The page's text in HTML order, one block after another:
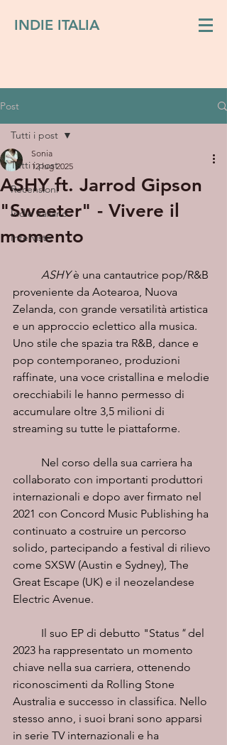
INDIE ITALIA
Post
Tutti i post
Recensioni
Indie italiano
Interviste
Tutti i post
ASHY ft. Jarrod Gipson
"Sweeter" - Vivere il
momento
Sonia
12 lug 2025
ASHY è una cantautrice pop/R&B
proveniente da Aotearoa, Nuova
Zelanda, con grande versatilità artistica
e un approccio eclettico alla musica.
Uno stile che spazia tra R&B, dance e
pop contemporaneo, produzioni
raffinate, una voce cristallina e melodie
orecchiabili le hanno permesso di
accumulare oltre 3,5 milioni di
streaming su tutte le piattaforme.
collaborato con importanti produttori
internazionali e dopo aver firmato nel
2021 con Concord Music Publishing ha
continuato a costruire un percorso
solido, partecipando a festival di rilievo
come SXSW (Austin e Sydney), The
Great Escape (UK) e il neozelandese
Electric Avenue.
	Il suo EP di debutto "Status
" del
2023 ha rappresentato un momento
chiave nella sua carriera, ottenendo
riconoscimenti da Rolling Stone
Australia e successo in classifica. Nello
stesso anno, i suoi brani sono apparsi
in serie TV internazionali e ha